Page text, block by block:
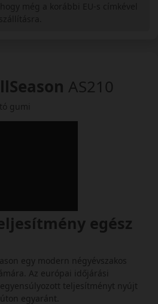
AS210
gumi
egész
egy modern négyévszakos
Az európai időjárási
teljesítményt nyújt
egyaránt.